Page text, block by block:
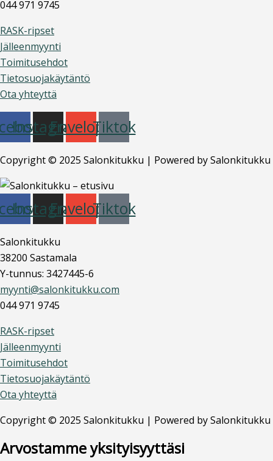
044 971 9745
RASK-ripset
Jälleenmyynti
Toimitusehdot
Tietosuojakäytäntö
Ota yhteyttä
Instagram
EnvelopeTiktok
Copyright © 2025 Salonkitukku | Powered by Salonkitukku
Instagram
EnvelopeTiktok
Salonkitukku
38200 Sastamala
Y-tunnus: 3427445-6
myynti@salonkitukku.com
044 971 9745
RASK-ripset
Jälleenmyynti
Toimitusehdot
Tietosuojakäytäntö
Ota yhteyttä
Copyright © 2025 Salonkitukku | Powered by Salonkitukku
Arvostamme yksityisyyttäsi